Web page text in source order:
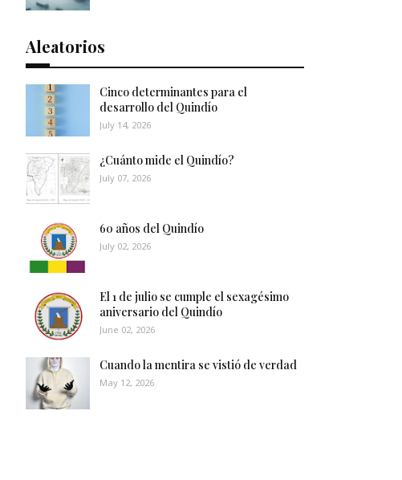
Aleatorios
Cinco determinantes para el
desarrollo del Quindío
July 14, 2026
¿Cuánto mide el Quindío?
July 07, 2026
60 años del Quindío
July 02, 2026
El 1 de julio se cumple el sexagésimo
aniversario del Quindío
June 02, 2026
Cuando la mentira se vistió de verdad
May 12, 2026